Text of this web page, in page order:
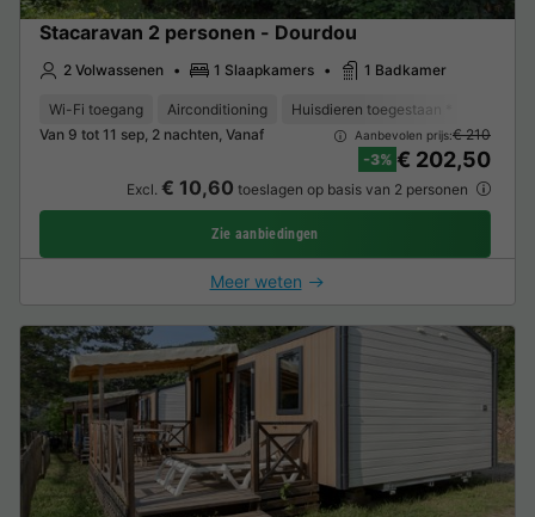
Stacaravan 2 personen - Dourdou
2 Volwassenen 1 Slaapkamers 1 Badkamer
Wi-Fi toegang Airconditioning Huisdieren toegestaan *
Van 9 tot 11 sep, 2 nachten, Vanaf
Aanbevolen prijs:€ 210
-3% € 202,50
Excl. € 10,60 toeslagen op basis van 2 personen
Zie aanbiedingen
Meer weten